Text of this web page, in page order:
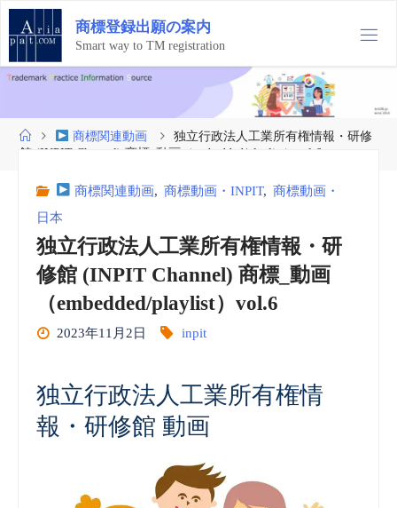
コ
テ
ン
ツ
ス
商標登録出願の案内
Smart way to TM registration
ホ
ー
商標関連動画
独立行政法人工業所有権情報・研修
館 (INPIT Channel) 商標_動画（embedded/playlist）vol.6
商標関連動画, 商標動画・INPIT, 商標動画・
日本
独立行政法人工業所有権情報・研
修館 (INPIT Channel) 商標_動画
（embedded/playlist）vol.6
2023年11月2日 inpit
独立行政法人工業所有権情
報・研修館 動画